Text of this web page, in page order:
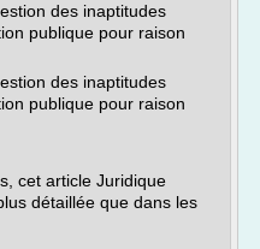
des inaptitudes
publique pour raison
des inaptitudes
publique pour raison
cet article Juridique
détaillée que dans les